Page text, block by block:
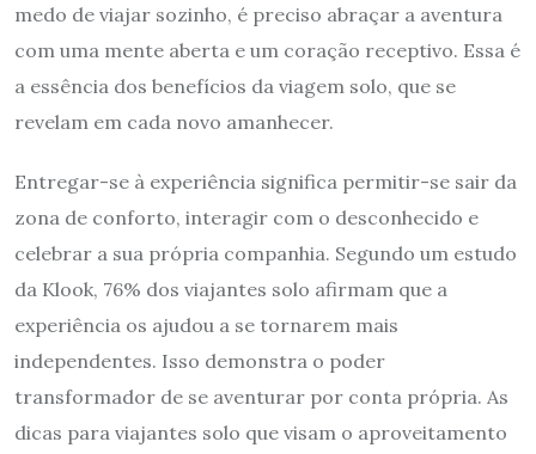
medo de viajar sozinho, é preciso abraçar a aventura
com uma mente aberta e um coração receptivo. Essa é
a essência dos benefícios da viagem solo, que se
revelam em cada novo amanhecer.
Entregar-se à experiência significa permitir-se sair da
zona de conforto, interagir com o desconhecido e
celebrar a sua própria companhia. Segundo um estudo
da Klook, 76% dos viajantes solo afirmam que a
experiência os ajudou a se tornarem mais
independentes. Isso demonstra o poder
transformador de se aventurar por conta própria. As
dicas para viajantes solo que visam o aproveitamento